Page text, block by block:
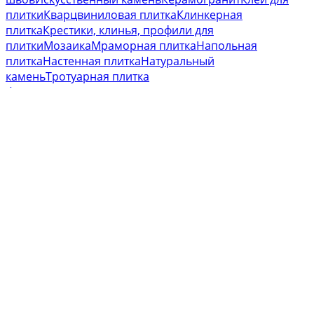
плиткиКварцвиниловая плиткаКлинкерная
плиткаКрестики, клинья, профили для
плиткиМозаикаМраморная плиткаНапольная
плиткаНастенная плиткаНатуральный
каменьТротуарная плитка